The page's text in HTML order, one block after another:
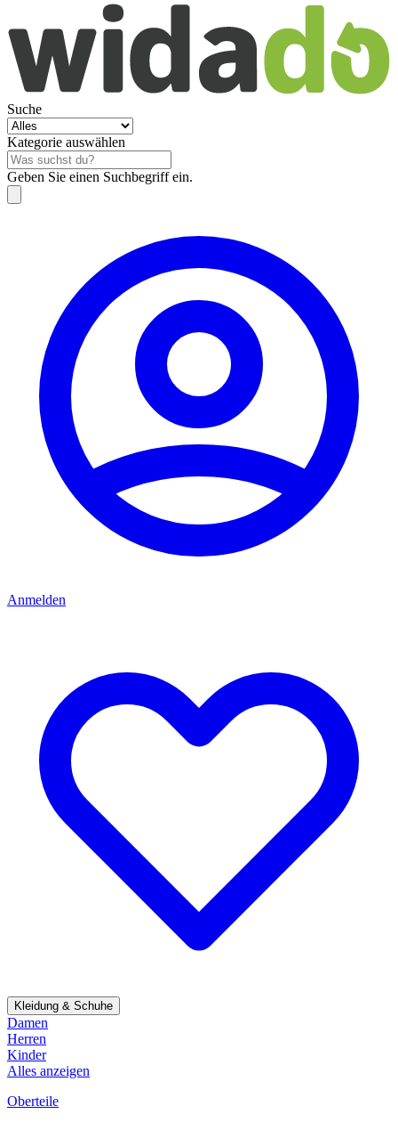
Suche
Kategorie auswählen
Geben Sie einen Suchbegriff ein.
Anmelden
Kleidung & Schuhe
Damen
Herren
Kinder
Alles anzeigen
Oberteile